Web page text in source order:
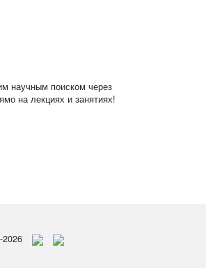
научным поиском через
на лекциях и занятиях!
2026